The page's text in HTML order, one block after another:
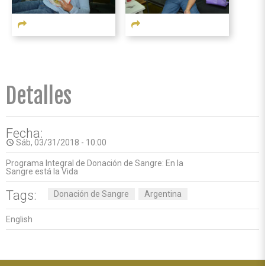
Detalles
Fecha:
access_time Sáb, 03/31/2018 - 10:00
Programa Integral de Donación de Sangre: En la
Sangre está la Vida
Tags: Donación de Sangre Argentina
English